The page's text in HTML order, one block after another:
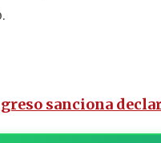
sanciona